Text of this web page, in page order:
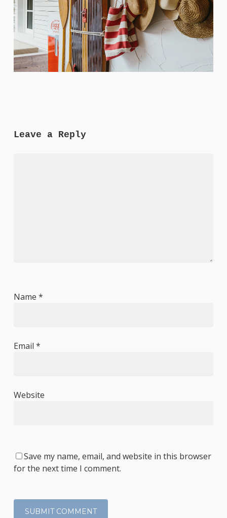
Leave a Reply
Name *
Email *
Website
Save my name, email, and website in this browser
for the next time I comment.